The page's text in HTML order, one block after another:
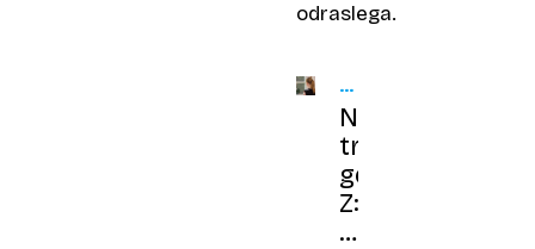
odraslega.
NA
TIKTOKU
Novi
trend
generacije
Z:
starejši